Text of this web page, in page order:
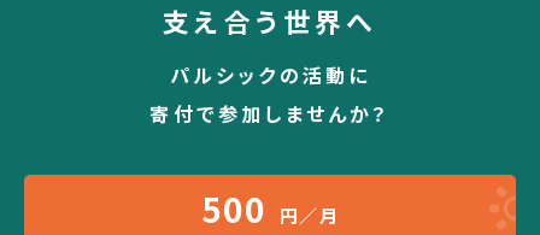
支え合う世界へ
パルシックの活動に
寄付で参加しませんか？
500 円／月